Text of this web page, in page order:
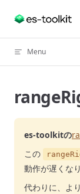
Skip to content
Menu
es-toolkitの
この
動作が遅くな
代わりに、よ